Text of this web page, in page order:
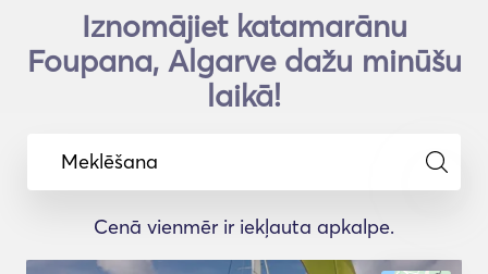
Iznomājiet katamarānu
Foupana, Algarve dažu minūšu
laikā!
Meklēšana
Cenā vienmēr ir iekļauta apkalpe.